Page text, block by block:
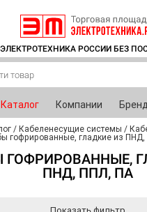
РОССИИ БЕЗ
Каталог Компании
/ Кабеленесущие системы /
гофрированные, гладкие из
ГОФРИРОВАННЫЕ,
ПНД, ППЛ, ПА